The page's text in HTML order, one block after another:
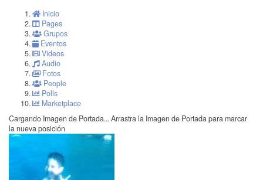
Inicio
Pages
Grupos
Eventos
Videos
Audio
Fotos
People
Polls
Marketplace
Cargando Imagen de Portada... Arrastra la Imagen de Portada para marcar
la nueva posición